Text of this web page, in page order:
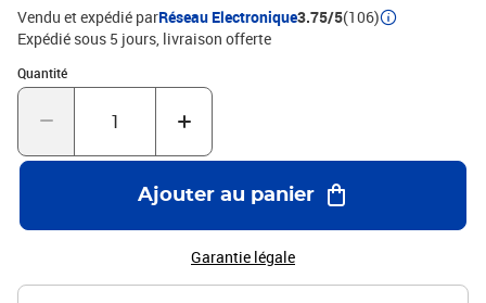
Vendu et expédié parRéseau Electronique3.75/5(106)
Expédié sous 5 jours livraison offerte
Quantité
Quantité : 1
Ajouter au panier
Garantie légale